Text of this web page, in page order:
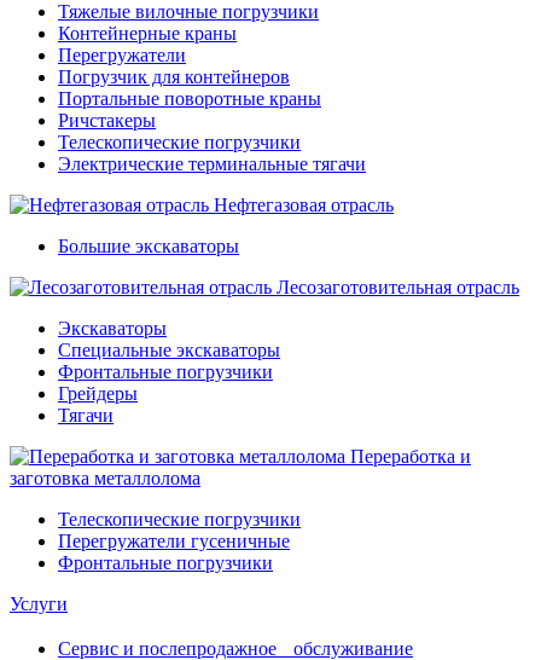
Тяжелые вилочные погрузчики
Контейнерные краны
Перегружатели
Погрузчик для контейнеров
Портальные поворотные краны
Ричстакеры
Телескопические погрузчики
Электрические терминальные тягачи
Нефтегазовая отрасль
Большие экскаваторы
Лесозаготовительная отрасль
Экскаваторы
Специальные экскаваторы
Фронтальные погрузчики
Грейдеры
Тягачи
Переработка и
заготовка металлолома
Телескопические погрузчики
Перегружатели гусеничные
Фронтальные погрузчики
Услуги
Сервис и послепродажное обслуживание